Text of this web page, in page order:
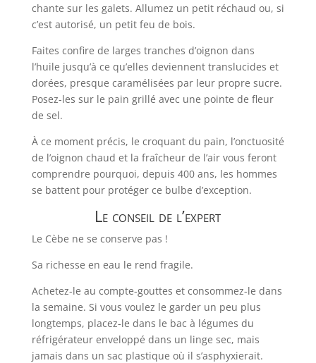
chante sur les galets. Allumez un petit réchaud ou, si
c’est autorisé, un petit feu de bois.
Faites confire de larges tranches d’oignon dans
l’huile jusqu’à ce qu’elles deviennent translucides et
dorées, presque caramélisées par leur propre sucre.
Posez-les sur le pain grillé avec une pointe de fleur
de sel.
À ce moment précis, le croquant du pain, l’onctuosité
de l’oignon chaud et la fraîcheur de l’air vous feront
comprendre pourquoi, depuis 400 ans, les hommes
se battent pour protéger ce bulbe d’exception.
Le conseil de l’expert
Le Cèbe ne se conserve pas !
Sa richesse en eau le rend fragile.
Achetez-le au compte-gouttes et consommez-le dans
la semaine. Si vous voulez le garder un peu plus
longtemps, placez-le dans le bac à légumes du
réfrigérateur enveloppé dans un linge sec, mais
jamais dans un sac plastique où il s’asphyxierait.